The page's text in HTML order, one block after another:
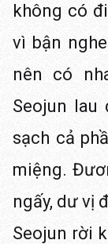
không có
vì bận
nên có
Seojun lau
sạch cả
miệng.
ngấy, dư vị
Seojun rời